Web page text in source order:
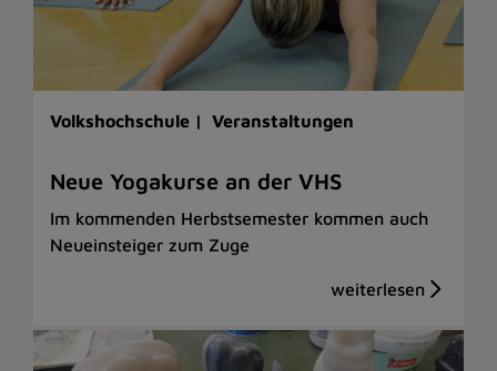
Volkshochschule | Veranstaltungen
Neue Yogakurse an der VHS
Im kommenden Herbstsemester kommen auch
Neueinsteiger zum Zuge